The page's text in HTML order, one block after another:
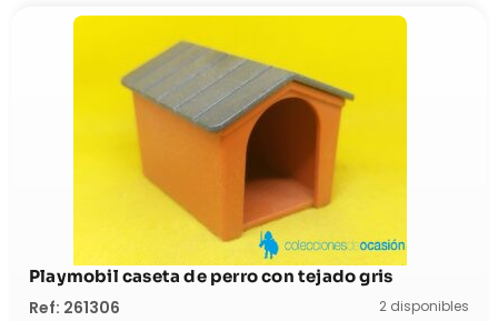
Playmobil caseta de perro con tejado gris
Ref: 261306 2 disponibles